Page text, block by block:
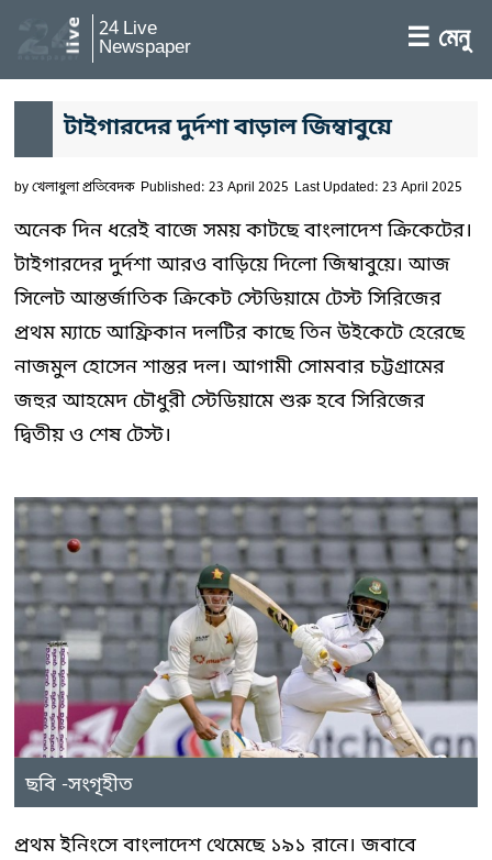
24 Live
Newspaper ☰ মেনু
টাইগারদের দুর্দশা বাড়াল জিম্বাবুয়ে
byখেলাধুলা প্রতিবেদক Published: 23 April 2025 Last Updated: 23 April 2025
অনেক দিন ধরেই বাজে সময় কাটছে বাংলাদেশ ক্রিকেটের।
টাইগারদের দুর্দশা আরও বাড়িয়ে দিলো জিম্বাবুয়ে। আজ
সিলেট আন্তর্জাতিক ক্রিকেট স্টেডিয়ামে টেস্ট সিরিজের
প্রথম ম্যাচে আফ্রিকান দলটির কাছে তিন উইকেটে হেরেছে
নাজমুল হোসেন শান্তর দল। আগামী সোমবার চট্টগ্রামের
জহুর আহমেদ চৌধুরী স্টেডিয়ামে শুরু হবে সিরিজের
দ্বিতীয় ও শেষ টেস্ট।
ছবি -সংগৃহীত
প্রথম ইনিংসে বাংলাদেশ থেমেছে ১৯১ রানে। জবাবে